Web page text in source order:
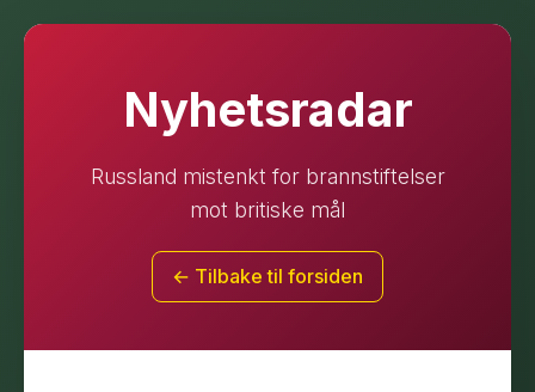
Nyhetsradar
Russland mistenkt for brannstiftelser
mot britiske mål
← Tilbake til forsiden